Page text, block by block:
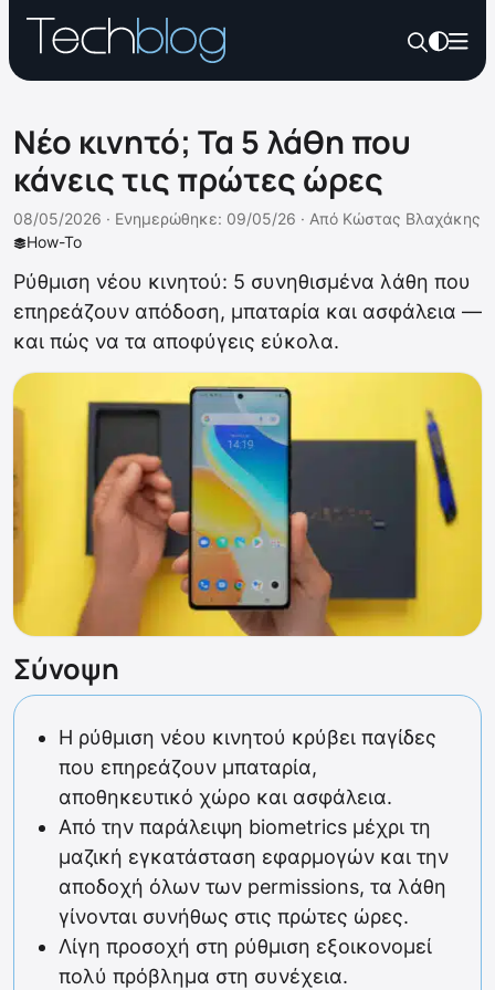
Νέο κινητό; Τα 5 λάθη που
κάνεις τις πρώτες ώρες
How-To
08/05/2026 · Ενημερώθηκε: 09/05/26 · Από Κώστας Βλαχάκης
Ρύθμιση νέου κινητού: 5 συνηθισμένα λάθη που
επηρεάζουν απόδοση, μπαταρία και ασφάλεια —
και πώς να τα αποφύγεις εύκολα.
Σύνοψη
Η ρύθμιση νέου κινητού κρύβει παγίδες
που επηρεάζουν μπαταρία,
αποθηκευτικό χώρο και ασφάλεια.
Από την παράλειψη biometrics μέχρι τη
μαζική εγκατάσταση εφαρμογών και την
αποδοχή όλων των permissions, τα λάθη
γίνονται συνήθως στις πρώτες ώρες.
Λίγη προσοχή στη ρύθμιση εξοικονομεί
πολύ πρόβλημα στη συνέχεια.